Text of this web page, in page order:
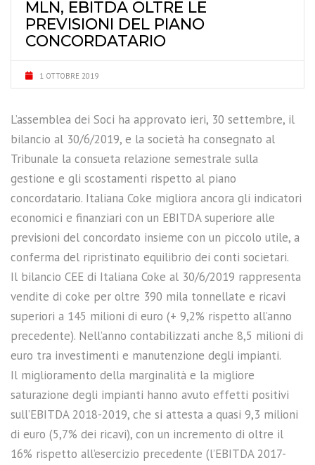
MLN, EBITDA OLTRE LE
PREVISIONI DEL PIANO
CONCORDATARIO
1 OTTOBRE 2019
L’assemblea dei Soci ha approvato ieri, 30 settembre, il
bilancio al 30/6/2019, e la società ha consegnato al
Tribunale la consueta relazione semestrale sulla
gestione e gli scostamenti rispetto al piano
concordatario. Italiana Coke migliora ancora gli indicatori
economici e finanziari con un EBITDA superiore alle
previsioni del concordato insieme con un piccolo utile, a
conferma del ripristinato equilibrio dei conti societari.
Il bilancio CEE di Italiana Coke al 30/6/2019 rappresenta
vendite di coke per oltre 390 mila tonnellate e ricavi
superiori a 145 milioni di euro (+ 9,2% rispetto all’anno
precedente). Nell’anno contabilizzati anche 8,5 milioni di
euro tra investimenti e manutenzione degli impianti.
Il miglioramento della marginalità e la migliore
saturazione degli impianti hanno avuto effetti positivi
sull’EBITDA 2018-2019, che si attesta a quasi 9,3 milioni
di euro (5,7% dei ricavi), con un incremento di oltre il
16% rispetto all’esercizio precedente (l’EBITDA 2017-